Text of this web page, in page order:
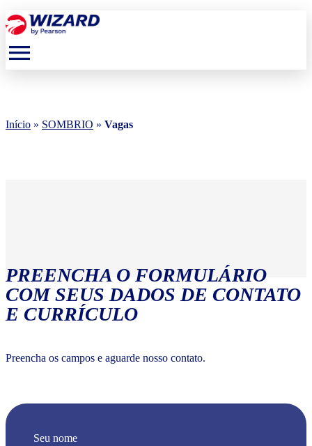
menu
Início » SOMBRIO » Vagas
PREENCHA O FORMULÁRIO
COM SEUS DADOS DE CONTATO
E CURRÍCULO
Preencha os campos e aguarde nosso contato.
Seu nome